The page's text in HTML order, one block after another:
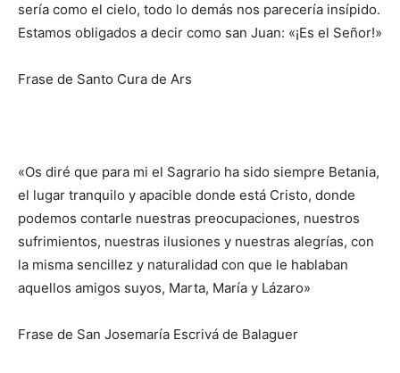
sería como el cielo, todo lo demás nos parecería insípido.
Estamos obligados a decir como san Juan: «¡Es el Señor!»
Frase de Santo Cura de Ars
«Os diré que para mi el Sagrario ha sido siempre Betania,
el lugar tranquilo y apacible donde está Cristo, donde
podemos contarle nuestras preocupaciones, nuestros
sufrimientos, nuestras ilusiones y nuestras alegrías, con
la misma sencillez y naturalidad con que le hablaban
aquellos amigos suyos, Marta, María y Lázaro»
Frase de San Josemaría Escrivá de Balaguer